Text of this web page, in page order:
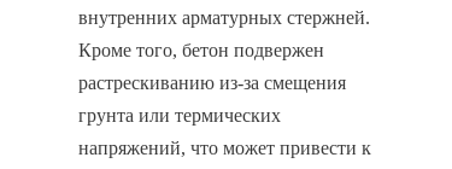
внутренних арматурных стержней.
Кроме того, бетон подвержен
растрескиванию из-за смещения
грунта или термических
напряжений, что может привести к